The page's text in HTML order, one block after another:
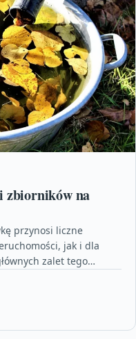
zbiorników na
przynosi liczne
jak i dla
zalet tego